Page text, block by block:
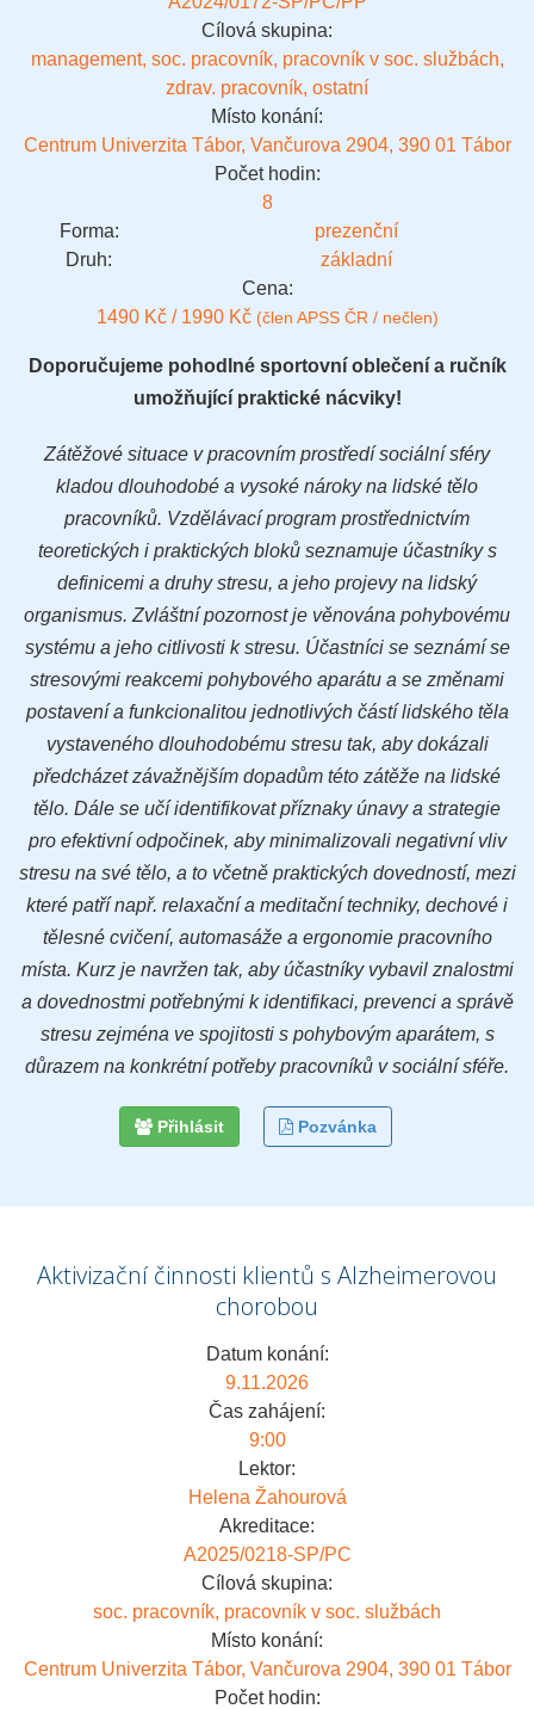
Cílová skupina:
management, soc. pracovník, pracovník v soc. službách,
zdrav. pracovník, ostatní
Místo konání:
Centrum Univerzita Tábor, Vančurova 2904, 390 01 Tábor
Počet hodin:
8
Forma:
prezenční
Druh:
základní
Cena:
1490 Kč / 1990 Kč (člen APSS ČR / nečlen)
Doporučujeme pohodlné sportovní oblečení a ručník
umožňující praktické nácviky!
Zátěžové situace v pracovním prostředí sociální sféry
kladou dlouhodobé a vysoké nároky na lidské tělo
pracovníků. Vzdělávací program prostřednictvím
teoretických i praktických bloků seznamuje účastníky s
definicemi a druhy stresu, a jeho projevy na lidský
organismus. Zvláštní pozornost je věnována pohybovému
systému a jeho citlivosti k stresu. Účastníci se seznámí se
stresovými reakcemi pohybového aparátu a se změnami
postavení a funkcionalitou jednotlivých částí lidského těla
vystaveného dlouhodobému stresu tak, aby dokázali
předcházet závažnějším dopadům této zátěže na lidské
tělo. Dále se učí identifikovat příznaky únavy a strategie
pro efektivní odpočinek, aby minimalizovali negativní vliv
stresu na své tělo, a to včetně praktických dovedností, mezi
které patří např. relaxační a meditační techniky, dechové i
tělesné cvičení, automasáže a ergonomie pracovního
místa. Kurz je navržen tak, aby účastníky vybavil znalostmi
a dovednostmi potřebnými k identifikaci, prevenci a správě
stresu zejména ve spojitosti s pohybovým aparátem, s
důrazem na konkrétní potřeby pracovníků v sociální sféře.
Přihlásit Pozvánka
Aktivizační činnosti klientů s Alzheimerovou
chorobou
Datum konání:
9.11.2026
Čas zahájení:
9:00
Lektor:
Helena Žahourová
Akreditace:
A2025/0218-SP/PC
Cílová skupina:
soc. pracovník, pracovník v soc. službách
Místo konání:
Centrum Univerzita Tábor, Vančurova 2904, 390 01 Tábor
Počet hodin: